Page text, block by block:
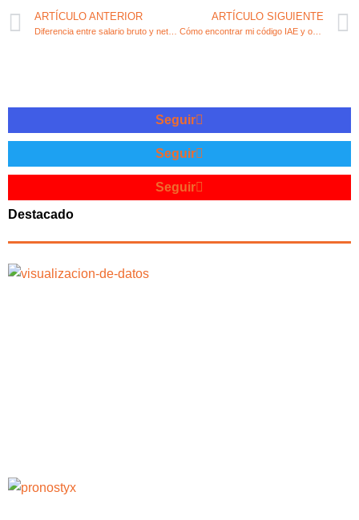
ARTÍCULO ANTERIOR ARTÍCULO SIGUIENTE
Cómo encontrar mi código IAE y optimizar mi actividad económica
Seguir
Seguir
Seguir
Destacado